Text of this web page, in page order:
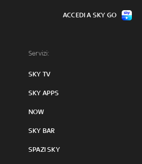
Servizi:
SKY TV
SKY APPS
NOW
SKY BAR
SPAZI SKY
ACCEDI A SKY GO